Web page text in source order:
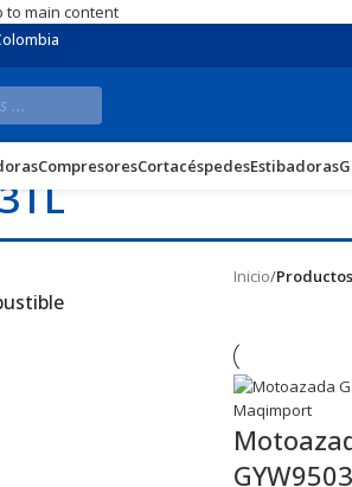
to main content
CompresoresCortacéspedesEstibadoras
Inicio/